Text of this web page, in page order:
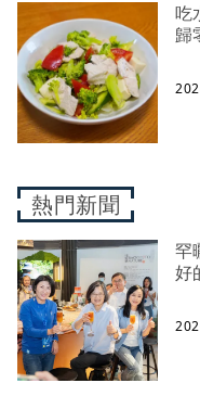
吃
歸
熱門新聞
罕
好